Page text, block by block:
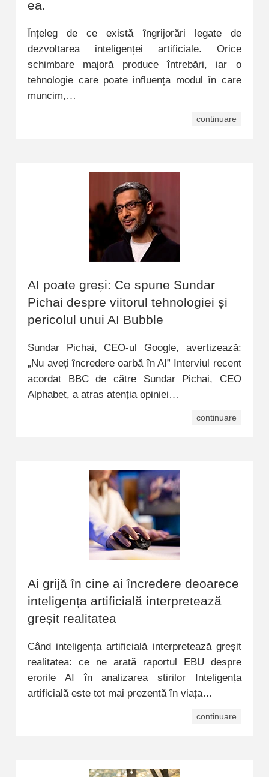
ea.
Înțeleg de ce există îngrijorări legate de
dezvoltarea inteligenței artificiale. Orice
schimbare majoră produce întrebări, iar o
tehnologie care poate influența modul în care
muncim,…
continuare
AI poate greși: Ce spune Sundar
Pichai despre viitorul tehnologiei și
pericolul unui AI Bubble
Sundar Pichai, CEO-ul Google, avertizează:
„Nu aveți încredere oarbă în AI” Interviul recent
acordat BBC de către Sundar Pichai, CEO
Alphabet, a atras atenția opiniei…
continuare
Ai grijă în cine ai încredere deoarece
inteligența artificială interpretează
greșit realitatea
Când inteligența artificială interpretează greșit
realitatea: ce ne arată raportul EBU despre
erorile AI în analizarea știrilor Inteligența
artificială este tot mai prezentă în viața…
continuare